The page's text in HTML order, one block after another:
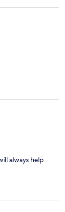
always help